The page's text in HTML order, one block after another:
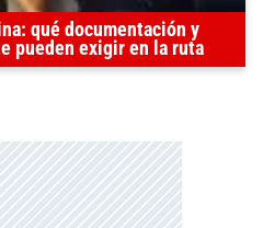
qué documentación y
pueden exigir en la ruta